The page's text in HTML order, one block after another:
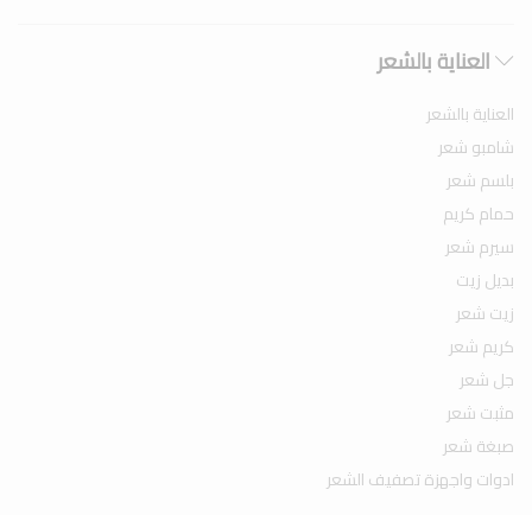
العناية بالشعر
العناية بالشعر
شامبو شعر
بلسم شعر
حمام كريم
سيرم شعر
بديل زيت
زيت شعر
كريم شعر
جل شعر
مثبت شعر
صبغة شعر
ادوات واجهزة تصفيف الشعر